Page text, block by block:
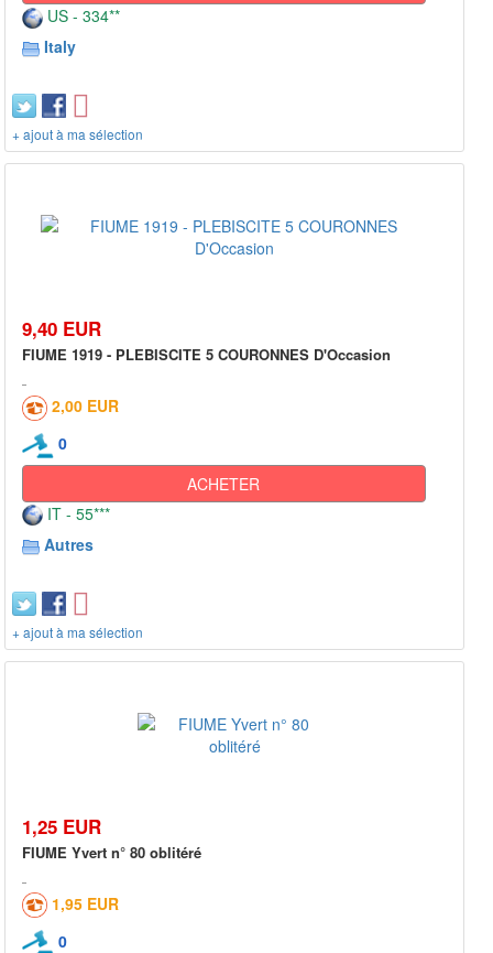
US - 334**
Italy
+ ajout à ma sélection
9,40 EUR
FIUME 1919 - PLEBISCITE 5 COURONNES D'Occasion
2,00 EUR
0
ACHETER
IT - 55***
Autres
+ ajout à ma sélection
1,25 EUR
FIUME Yvert n° 80 oblitéré
1,95 EUR
0